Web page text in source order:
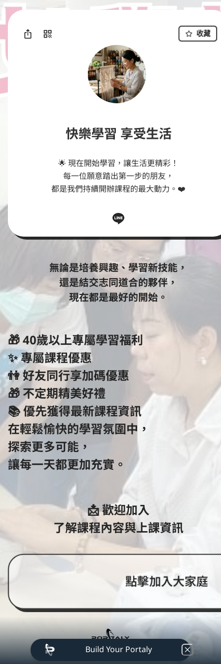
快樂學習 享受生活
🌟 現在開始學習，讓生活更精彩！
每一位願意踏出第一步的朋友，
都是我們持續開辦課程的最大動力。❤️
收藏
無論是培養興趣、學習新技能，
還是結交志同道合的夥伴，
現在都是最好的開始。
🎁 40歲以上專屬學習福利
✨ 專屬課程優惠
👫 好友同行享加碼優惠
🎁 不定期精美好禮
📚 優先獲得最新課程資訊
在輕鬆愉快的學習氛圍中，
探索更多可能，
讓每一天都更加充實。
📩 歡迎加入
了解課程內容與上課資訊
點擊加入大家庭
Build Your Portaly